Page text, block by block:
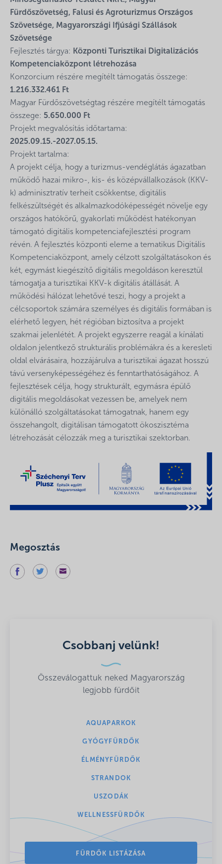
Fürdőszövetség, Falusi és Agroturizmus Országos
Szövetsége, Magyarországi Ifjúsági Szállások
Szövetsége
Fejlesztés tárgya: Központi Turisztikai Digitalizációs
Kompetenciaközpont létrehozása
Konzorcium részére megítélt támogatás összege:
1.216.332.461 Ft
Magyar Fürdőszövetségtag részére megítélt támogatás
összege: 5.650.000 Ft
Projekt megvalósítás időtartama:
2025.09.15.-2027.05.15.
Projekt tartalma:
A projekt célja, hogy a turizmus-vendéglátás ágazatban
működő hazai mikro-, kis- és középvállalkozások (KKV-
k) adminisztratív terheit csökkentse, digitális
felkészültségét és alkalmazkodóképességét növelje egy
országos hatókörű, gyakorlati működést hatékonyan
támogató digitális kompetenciafejlesztési program
révén. A fejlesztés központi eleme a tematikus Digitális
Kompetenciaközpont, amely célzott szolgáltatásokon és
két, egymást kiegészítő digitális megoldáson keresztül
támogatja a turisztikai KKV-k digitális átállását. A
működési hálózat lehetővé teszi, hogy a projekt a
célcsoportok számára személyes és digitális formában is
elérhető legyen, hét régióban biztosítva a projekt
szakmai jelenlétét. A projekt egyszerre reagál a kínálati
oldalon jelentkező strukturális problémákra és a keresleti
oldal elvárásaira, hozzájárulva a turisztikai ágazat hosszú
távú versenyképességéhez és fenntarthatóságához. A
fejlesztések célja, hogy strukturált, egymásra épülő
digitális megoldásokat vezessen be, amelyek nem
különálló szolgáltatásokat támogatnak, hanem egy
összehangolt, digitálisan támogatott ökoszisztéma
létrehozását célozzák meg a turisztikai szektorban.
Megosztás
Csobbanj velünk!
Összeválogattuk neked Magyarország
legjobb fürdőit
AQUAPARKOK
GYÓGYFÜRDŐK
ÉLMÉNYFÜRDŐK
STRANDOK
USZODÁK
WELLNESSFÜRDŐK
FÜRDŐK LISTÁZÁSA